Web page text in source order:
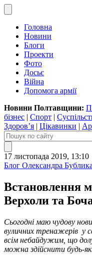
Головна
Новини
Блоги
Проекти
Фото
Досьє
Війна
Допомога армії
Новини Полтавщини:
бізнес | Спорт |
Здоров’я | Цікавинки |
17 листопада 2019, 13:10
Блог Олександра Бублика
Встановлення
Верхоли та
Сьогодні маю чудову
вуличних тренажерів у
всім небайдужим, що
можна здійснити будь-